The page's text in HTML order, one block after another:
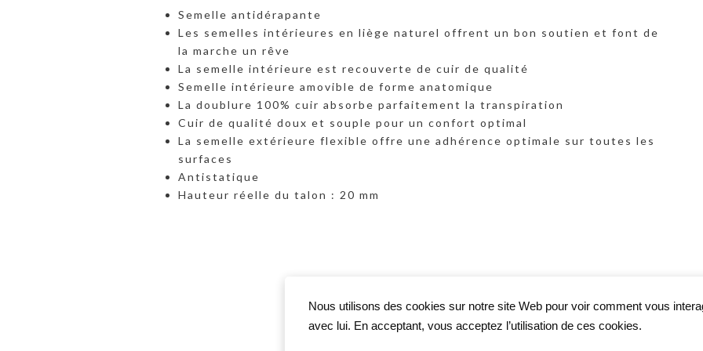
Semelle antidérapante
Les semelles intérieures en liège naturel offrent un bon soutien et font de
la marche un rêve
La semelle intérieure est recouverte de cuir de qualité
Semelle intérieure amovible de forme anatomique
La doublure 100% cuir absorbe parfaitement la transpiration
Cuir de qualité doux et souple pour un confort optimal
La semelle extérieure flexible offre une adhérence optimale sur toutes les
surfaces
Antistatique
Hauteur réelle du talon : 20 mm
Nous utilisons des cookies sur notre site Web pour voir comment vous
avec lui. En acceptant, vous acceptez l’utilisation de ces cookies.